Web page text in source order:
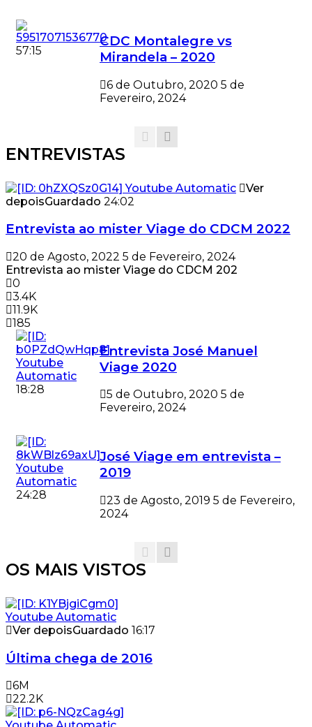
57:15
CDC Montalegre vs
Mirandela – 2020
6 de Outubro, 2020 5 de
Fevereiro, 2024
ENTREVISTAS
Ver
depoisGuardado 24:02
Entrevista ao mister Viage do CDCM 2022
20 de Agosto, 2022 5 de Fevereiro, 2024
Entrevista ao mister Viage do CDCM 202
0
3.4K
11.9K
185
18:28
Entrevista José Manuel
Viage 2020
5 de Outubro, 2020 5 de
Fevereiro, 2024
24:28
José Viage em entrevista –
2019
23 de Agosto, 2019 5 de Fevereiro,
2024
OS MAIS VISTOS
Ver depoisGuardado 16:17
Última chega de 2016
6M
22.2K